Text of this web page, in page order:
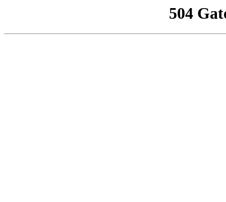
504